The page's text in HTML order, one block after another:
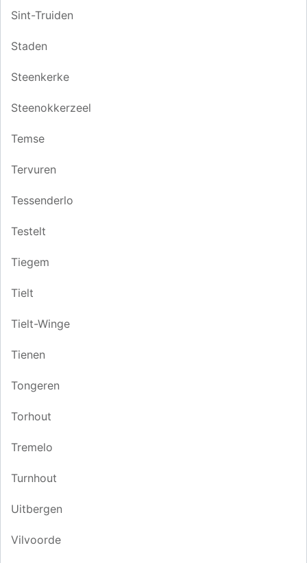
Sint-Truiden
Staden
Steenkerke
Steenokkerzeel
Temse
Tervuren
Tessenderlo
Testelt
Tiegem
Tielt
Tielt-Winge
Tienen
Tongeren
Torhout
Tremelo
Turnhout
Uitbergen
Vilvoorde